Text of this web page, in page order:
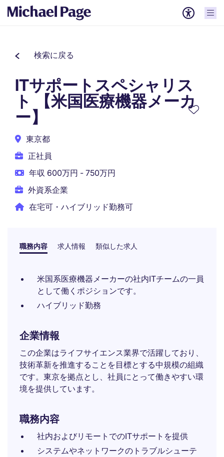
検索に戻る
ITサポートスペシャリス
ト 【米国医療機器メーカ
ー】
東京都
正社員
年収 600万円 - 750万円
外資系企業
在宅可・ハイブリッド勤務可
職務内容 求人情報 類似した求人
米国系医療機器メーカーの社内ITチームの一員
として働くポジションです。
ハイブリッド勤務
企業情報
この企業はライフサイエンス業界で活躍しており、
技術革新を推進することを目標とする中規模の組織
です。東京を拠点とし、社員にとって働きやすい環
境を提供しています。
職務内容
社内およびリモートでのITサポートを提供
システムやネットワークのトラブルシューテ